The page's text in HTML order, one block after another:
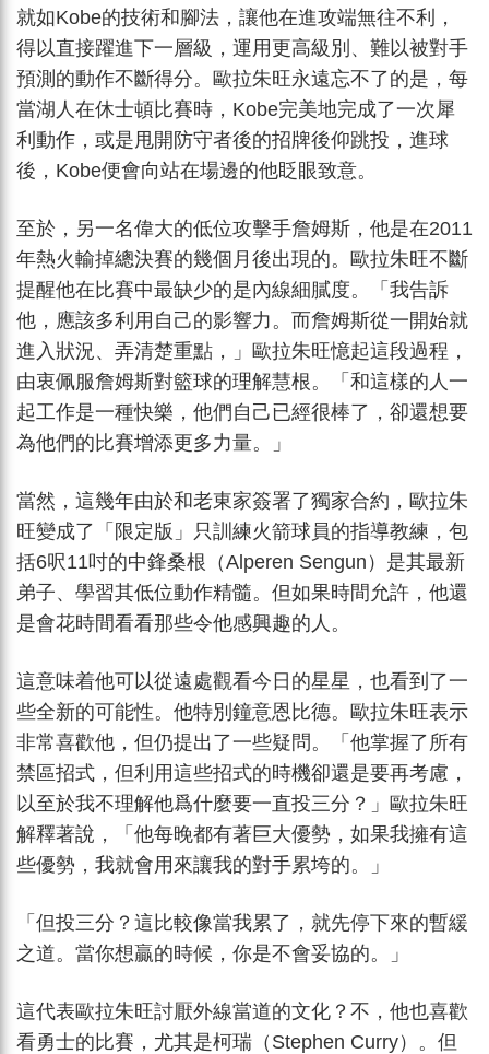
就如Kobe的技術和腳法，讓他在進攻端無往不利，
得以直接躍進下一層級，運用更高級別、難以被對手
預測的動作不斷得分。歐拉朱旺永遠忘不了的是，每
當湖人在休士頓比賽時，Kobe完美地完成了一次犀
利動作，或是甩開防守者後的招牌後仰跳投，進球
後，Kobe便會向站在場邊的他眨眼致意。
至於，另一名偉大的低位攻擊手詹姆斯，他是在2011
年熱火輸掉總決賽的幾個月後出現的。歐拉朱旺不斷
提醒他在比賽中最缺少的是內線細膩度。「我告訴
他，應該多利用自己的影響力。而詹姆斯從一開始就
進入狀況、弄清楚重點，」歐拉朱旺憶起這段過程，
由衷佩服詹姆斯對籃球的理解慧根。「和這樣的人一
起工作是一種快樂，他們自己已經很棒了，卻還想要
為他們的比賽增添更多力量。」
當然，這幾年由於和老東家簽署了獨家合約，歐拉朱
旺變成了「限定版」只訓練火箭球員的指導教練，包
括6呎11吋的中鋒桑根（Alperen Sengun）是其最新
弟子、學習其低位動作精髓。但如果時間允許，他還
是會花時間看看那些令他感興趣的人。
這意味着他可以從遠處觀看今日的星星，也看到了一
些全新的可能性。他特別鐘意恩比德。歐拉朱旺表示
非常喜歡他，但仍提出了一些疑問。「他掌握了所有
禁區招式，但利用這些招式的時機卻還是要再考慮，
以至於我不理解他爲什麼要一直投三分？」歐拉朱旺
解釋著說，「他每晚都有著巨大優勢，如果我擁有這
些優勢，我就會用來讓我的對手累垮的。」
「但投三分？這比較像當我累了，就先停下來的暫緩
之道。當你想贏的時候，你是不會妥協的。」
這代表歐拉朱旺討厭外線當道的文化？不，他也喜歡
看勇士的比賽，尤其是柯瑞（Stephen Curry）。但